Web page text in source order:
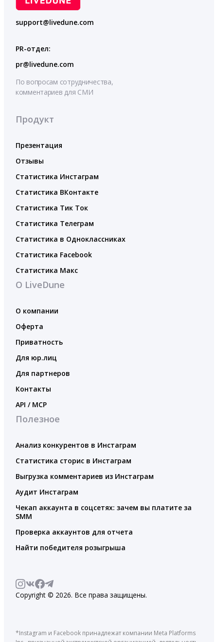
support@livedune.com
PR-отдел:
pr@livedune.com
По вопросам сотрудничества,
комментариев для СМИ
Продукт
Презентация
Отзывы
Статистика Инстаграм
Статистика ВКонтакте
Статистика Тик Ток
Статистика Телеграм
Статистика в Одноклассниках
Статистика Facebook
Статистика Макс
О LiveDune
О компании
Оферта
Приватность
Для юр.лиц
Для партнеров
Контакты
API / MCP
Полезное
Анализ конкурентов в Инстаграм
Статистика сторис в Инстаграм
Выгрузка комментариев из Инстаграм
Аудит Инстаграм
Чекап аккаунта в соцсетях: зачем вы платите за
SMM
Проверка аккаунтов для отчета
Найти победителя розыгрыша
Copyright © 2026. Все права защищены.
*Instagram и Facebook принадлежат компании Meta Platforms